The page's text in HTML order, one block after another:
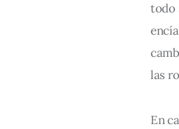
todo
las
En